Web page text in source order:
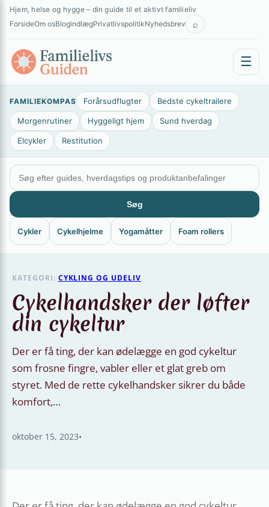
Spring
Hjem, helse og hygge – din guide til et aktivt familieliv
ForsideOm osBlogindlægPrivatlivspolitikNyhedsbrev ⌕
☰
FAMILIEKOMPAS Forårsudflugter Bedste cykeltrailere
Morgenrutiner Hyggeligt hjem Sund hverdag
Elcykler Restitution
Søg
Cykler Cykelhjelme Yogamåtter Foam rollers
KATEGORI: CYKLING OG UDELIV
Cykelhandsker der løfter
din cykeltur
Der er få ting, der kan ødelægge en god cykeltur
som frosne fingre, vabler eller et glat greb om
styret. Med de rette cykelhandsker sikrer du både
komfort,…
oktober 15, 2023•